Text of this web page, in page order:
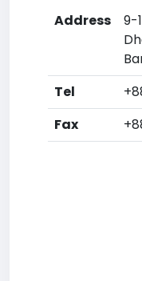
Address
9-
Tel
Fax